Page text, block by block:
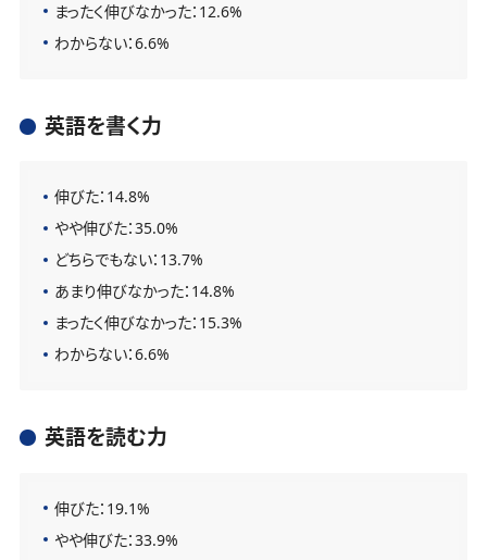
まったく伸びなかった：12.6%
わからない：6.6%
英語を書く力
伸びた：14.8%
やや伸びた：35.0%
どちらでもない：13.7%
あまり伸びなかった：14.8%
まったく伸びなかった：15.3%
わからない：6.6%
英語を読む力
伸びた：19.1%
やや伸びた：33.9%